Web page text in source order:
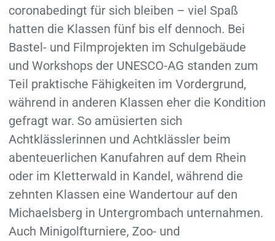
coronabedingt für sich bleiben – viel Spaß
hatten die Klassen fünf bis elf dennoch. Bei
Bastel- und Filmprojekten im Schulgebäude
und Workshops der UNESCO-AG standen zum
Teil praktische Fähigkeiten im Vordergrund,
während in anderen Klassen eher die Kondition
gefragt war. So amüsierten sich
Achtklässlerinnen und Achtklässler beim
abenteuerlichen Kanufahren auf dem Rhein
oder im Kletterwald in Kandel, während die
zehnten Klassen eine Wandertour auf den
Michaelsberg in Untergrombach unternahmen.
Auch Minigolfturniere, Zoo- und